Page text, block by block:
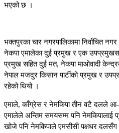
भएको छ ।
भक्तपुरका चार नगरपालिकामा निर्वाचित
नेकपा एमालेका दुई प्रमुख र एक
प्रमुख सहित दुई मत, नेकपा माओवादी
नेपाल मजदुर किसान पार्टीको प्रमुख र
रहेको थियो ।
एमाले, काँग्रेस र नेमकिपा तीन वटै दलले
एमालेले अन्तिम समयसम्म पनि
खोजे पनि नेमकिपाले एमसीसी पक्षधर दलसँग